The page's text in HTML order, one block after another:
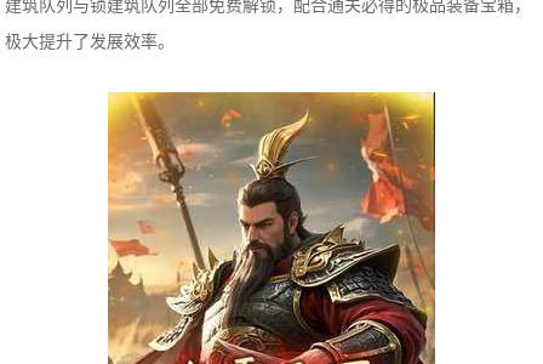
建筑队列与锁建筑队列全部免费解锁，配合通关必得的极品装备宝箱，
极大提升了发展效率。